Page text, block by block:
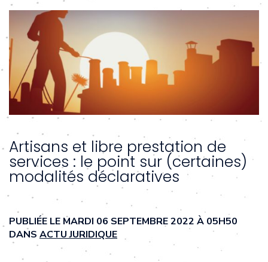
Artisans et libre prestation de
services : le point sur (certaines)
modalités déclaratives
PUBLIÉE LE MARDI 06 SEPTEMBRE 2022 À 05H50
DANS ACTU JURIDIQUE